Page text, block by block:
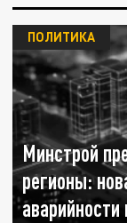
Минстрой
регионы:
ПОЛИТИКА